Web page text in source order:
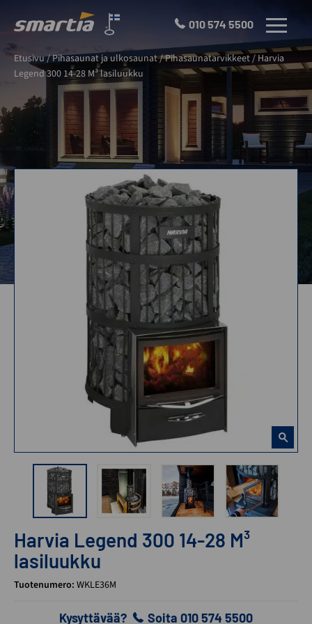
Smartia
Oy
010 574 5500 VALIKKO
Etusivu/Pihasaunat ja ulkosaunat/Pihasaunatarvikkeet/ Harvia
Legend 300 14-28 M³ lasiluukku
Harvia Legend 300 14-28 M³
lasiluukku
Tuotenumero: WKLE36M
Kysyttävää? Soita 010 574 5500